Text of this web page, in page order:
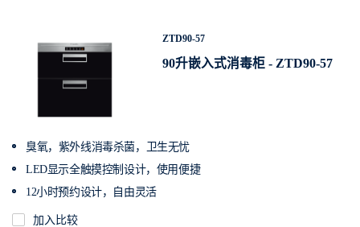
ZTD90-57
90升嵌入式消毒柜 - ZTD90-57
臭氧，紫外线消毒杀菌，卫生无忧
LED显示全触摸控制设计，使用便捷
12小时预约设计，自由灵活
加入比较